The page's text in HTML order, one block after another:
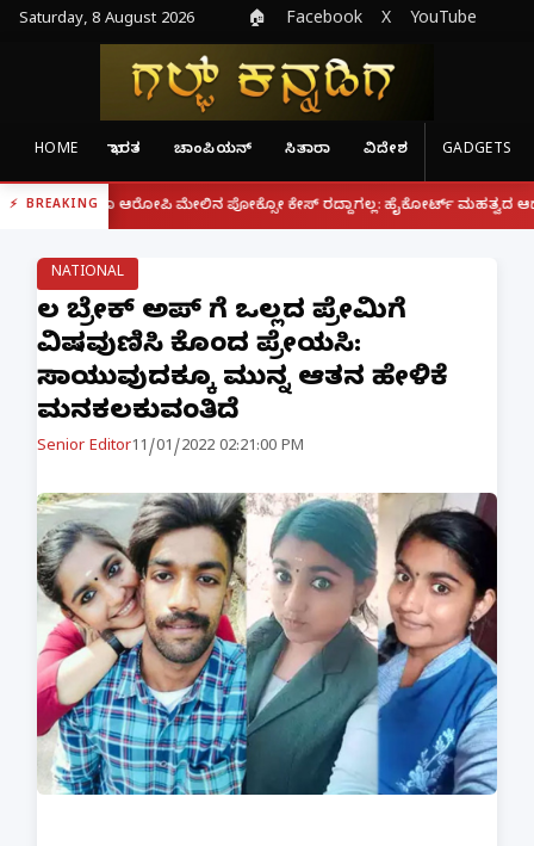
Saturday, 8 August 2026 🏠 Facebook X YouTube
HOME ಭಾರತ ಚಾಂಪಿಯನ್ ಸಿತಾರಾ ವಿದೇಶ GADGETS
BREAKING
ಆರೋಪಿ ಮೇಲಿನ ಪೋಕ್ಸೋ ಕೇಸ್ ರದ್ದಾಗಲ್ಲ: ಹೈಕೋರ್ಟ್ ಮಹತ್ವದ ಆದೇಶ | ಫೋನ್
NATIONAL
ಲವ್ ಬ್ರೇಕ್ ಅಪ್ ಗೆ ಒಲ್ಲದ ಪ್ರೇಮಿಗೆ
ವಿಷವುಣಿಸಿ ಕೊಂದ ಪ್ರೇಯಸಿ:
ಸಾಯುವುದಕ್ಕೂ ಮುನ್ನ ಆತನ ಹೇಳಿಕೆ
ಮನಕಲಕುವಂತಿದೆ
Senior Editor11/01/2022 02:21:00 PM